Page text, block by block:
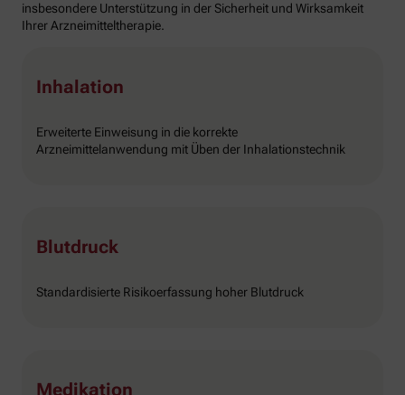
insbesondere Unterstützung in der Sicherheit und Wirksamkeit
Ihrer Arzneimitteltherapie.
Inhalation
Erweiterte Einweisung in die korrekte
Arzneimittelanwendung mit Üben der Inhalationstechnik
Blutdruck
Standardisierte Risikoerfassung hoher Blutdruck
Medikation